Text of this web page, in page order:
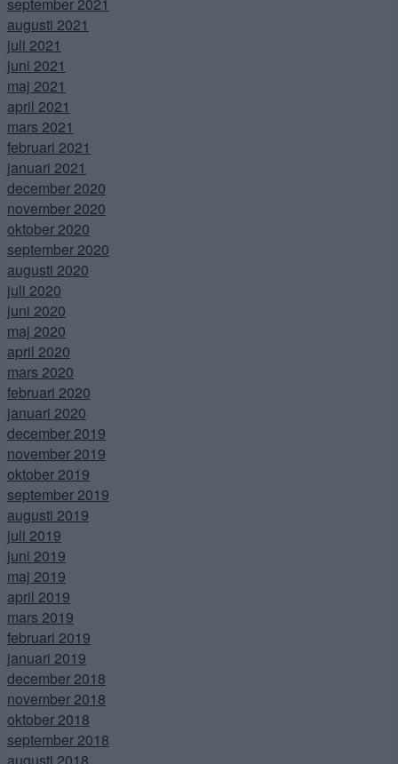
september 2021
augusti 2021
juli 2021
juni 2021
maj 2021
april 2021
mars 2021
februari 2021
januari 2021
december 2020
november 2020
oktober 2020
september 2020
augusti 2020
juli 2020
juni 2020
maj 2020
april 2020
mars 2020
februari 2020
januari 2020
december 2019
november 2019
oktober 2019
september 2019
augusti 2019
juli 2019
juni 2019
maj 2019
april 2019
mars 2019
februari 2019
januari 2019
december 2018
november 2018
oktober 2018
september 2018